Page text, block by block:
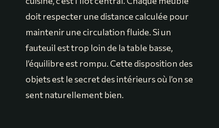
doit respecter une distance calculée pour
maintenir une circulation fluide. Si un
fauteuil est trop loin de la table basse,
l’équilibre est rompu. Cette disposition des
objets est le secret des intérieurs où l’on se
sent naturellement bien.